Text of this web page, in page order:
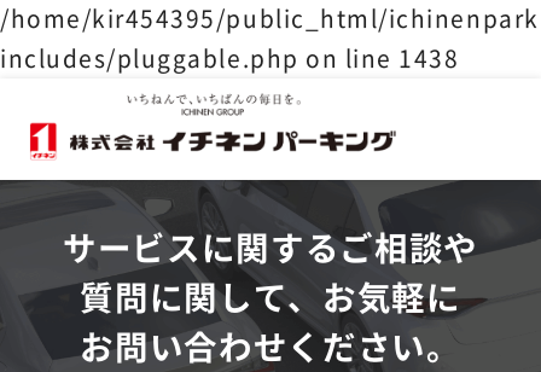
/home/kir454395/public_html/
includes/pluggable.php on line 1438
サービスに関するご相談や
質問に関して、お気軽に
お問い合わせください。